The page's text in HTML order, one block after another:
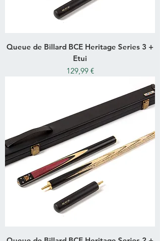
Queue de Billard BCE Heritage Series 3 +
Etui
Prix
129,99 €